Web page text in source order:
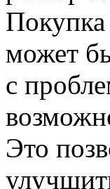
Покупка
может
с
Это